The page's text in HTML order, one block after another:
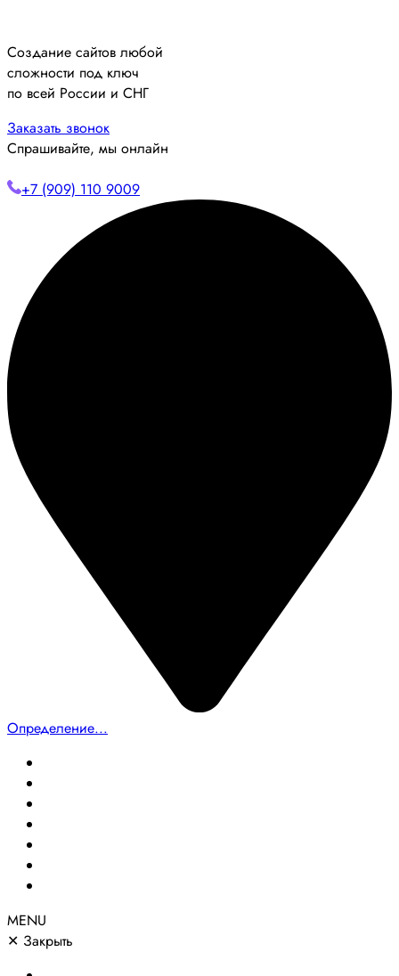
Создание сайтов любой
сложности под ключ
по всей России и СНГ
Заказать звонок
Спрашивайте, мы онлайн
+7 (909) 110 9009
Определение...
MENU
✕ Закрыть